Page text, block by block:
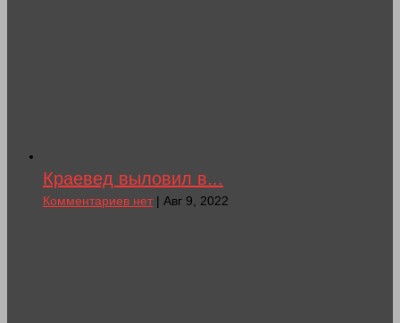
Краевед выловил в...
Комментариев нет| Авг 9, 2022